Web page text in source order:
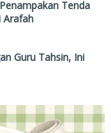
Tenda
Arafah
Guru Tahsin, Ini